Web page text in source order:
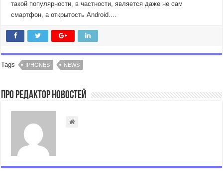
такой популярности, в частности, является даже не сам
смартфон, а открытость Android....
Tags IPHONES NEWS
Про Редактор Новостей